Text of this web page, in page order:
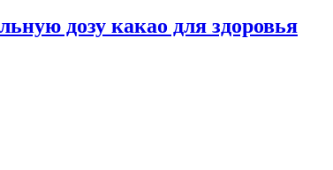
дозу какао для здоровья